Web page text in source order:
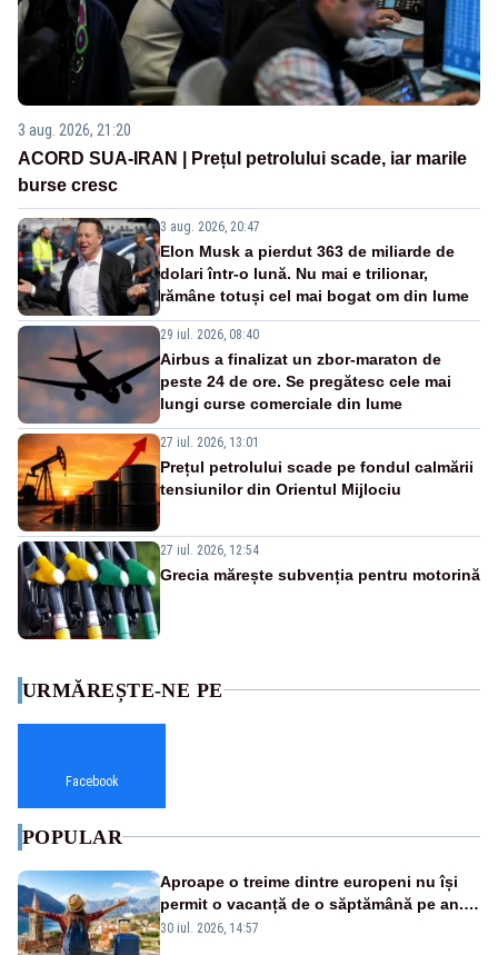
3 aug. 2026, 21:20
ACORD SUA-IRAN | Prețul petrolului scade, iar marile
burse cresc
3 aug. 2026, 20:47
Elon Musk a pierdut 363 de miliarde de
dolari într-o lună. Nu mai e trilionar,
rămâne totuși cel mai bogat om din lume
29 iul. 2026, 08:40
Airbus a finalizat un zbor-maraton de
peste 24 de ore. Se pregătesc cele mai
lungi curse comerciale din lume
27 iul. 2026, 13:01
Prețul petrolului scade pe fondul calmării
tensiunilor din Orientul Mijlociu
27 iul. 2026, 12:54
Grecia mărește subvenția pentru motorină
URMĂREȘTE-NE PE
Facebook
POPULAR
Aproape o treime dintre europeni nu își
permit o vacanță de o săptămână pe an.
România, pe primul loc în UE
30 iul. 2026, 14:57